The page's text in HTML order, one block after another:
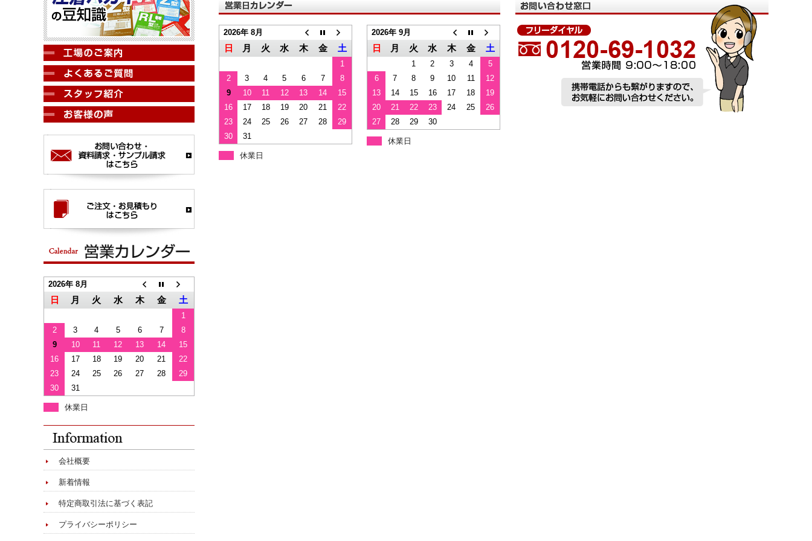
2026年 8月
日 月 火 水 木 金 土
1
2
3 4 5 6 7
8
9
10 11 12 13 14
15
16
17 18 19 20 21
22
23
24 25 26 27 28
29
30
31
休業日
2026年 9月
日 月 火 水 木 金 土
1 2 3 4
5
6
7 8 9 10 11
12
13
14 15 16 17 18
19
20
21 22 23 24 25
26
27
28 29 30
休業日
2026年 8月
日 月 火 水 木 金 土
1
2
3 4 5 6 7
8
9
10 11 12 13 14
15
16
17 18 19 20 21
22
23
24 25 26 27 28
29
30
31
休業日
会社概要
新着情報
特定商取引法に基づく表記
プライバシーポリシー